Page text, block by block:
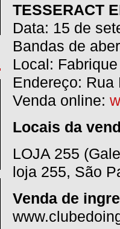
TESSERACT
Data: 15 de
Bandas de
Local:
Endereço: Rua
Venda online:
Locais da
LOJA 255
loja 255, São
Venda de